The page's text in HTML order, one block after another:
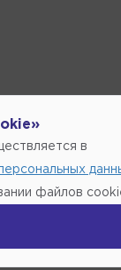
в
файлов